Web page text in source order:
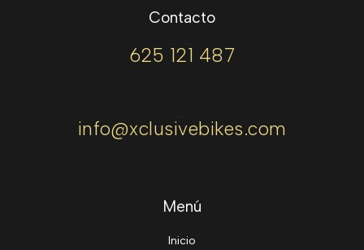
Contacto
625 121 487
info@xclusivebikes.com
Menú
Inicio